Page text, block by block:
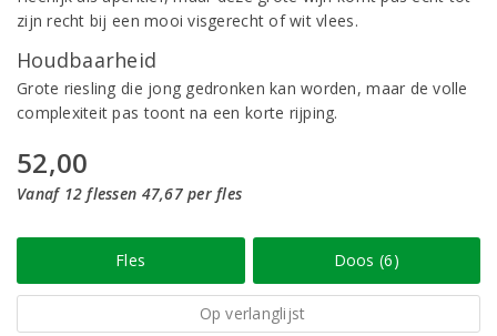
zijn recht bij een mooi visgerecht of wit vlees.
Houdbaarheid
Grote riesling die jong gedronken kan worden, maar de volle
complexiteit pas toont na een korte rijping.
52,00
Vanaf 12 flessen 47,67 per fles
Fles Doos (6)
Op verlanglijst